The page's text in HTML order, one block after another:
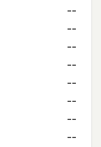
--
--
--
--
--
--
--
--